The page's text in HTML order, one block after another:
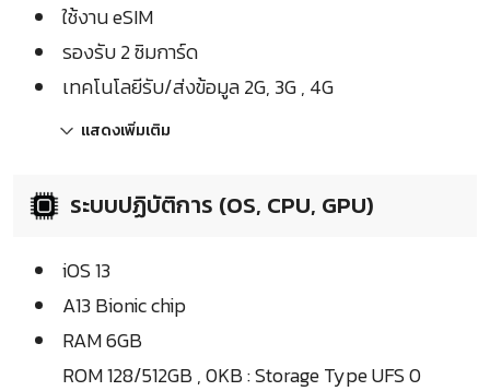
ใช้งาน eSIM
รองรับ 2 ซิมการ์ด
เทคโนโลยีรับ/ส่งข้อมูล 2G, 3G , 4G
แสดงเพิ่มเติม
ระบบปฏิบัติการ (OS, CPU, GPU)
iOS 13
A13 Bionic chip
RAM 6GB
ROM 128/512GB , 0KB : Storage Type UFS 0